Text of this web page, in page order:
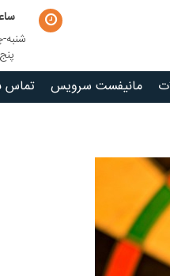
شنبه-
پنج
مانیفست سرویس تماس